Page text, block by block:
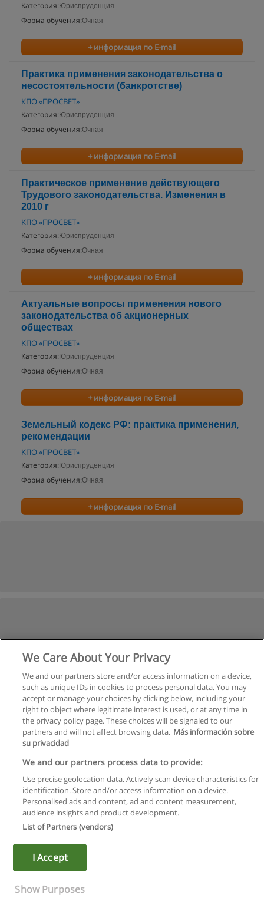
Категория: Юриспруденция
Форма обучения:Очная
+ информация по E-mail
Практика применения законодательства о
несостоятельности (банкротстве)
КПО «ПРОСВЕТ»
Категория: Юриспруденция
Форма обучения:Очная
+ информация по E-mail
Практическое применение действующего
Трудового законодательства. Изменения в
2010 г
КПО «ПРОСВЕТ»
Категория: Юриспруденция
Форма обучения:Очная
+ информация по E-mail
Актуальные вопросы применения нового
законодательства об акционерных
обществах
КПО «ПРОСВЕТ»
Категория: Юриспруденция
Форма обучения:Очная
+ информация по E-mail
Земельный кодекс РФ: практика применения,
рекомендации
КПО «ПРОСВЕТ»
Категория: Юриспруденция
Форма обучения:Очная
+ информация по E-mail
Правила пользования
Конфиденциальность информации
Copyright © Educaedu Business S.L. - CIF : B-95610580: -
We Care About Your Privacy
We and our partners store and/or access information on a device,
such as unique IDs in cookies to process personal data. You may
accept or manage your choices by clicking below, including your
right to object where legitimate interest is used, or at any time in
the privacy policy page. These choices will be signaled to our
partners and will not affect browsing data. Más información sobre
su privacidad
We and our partners process data to provide:
Use precise geolocation data. Actively scan device characteristics for
identification. Store and/or access information on a device.
Personalised ads and content, ad and content measurement,
audience insights and product development.
List of Partners (vendors)
I Accept
Show Purposes